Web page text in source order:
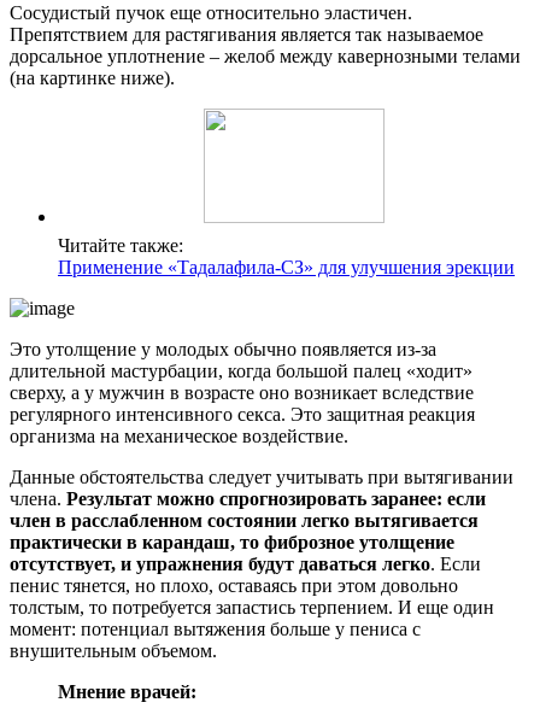
Сосудистый пучок еще относительно эластичен.
Препятствием для растягивания является так называемое
дорсальное уплотнение – желоб между кавернозными телами
(на картинке ниже).
Читайте также:
Применение «Тадалафила-СЗ» для улучшения эрекции
Это утолщение у молодых обычно появляется из-за
длительной мастурбации, когда большой палец «ходит»
сверху, а у мужчин в возрасте оно возникает вследствие
регулярного интенсивного секса. Это защитная реакция
организма на механическое воздействие.
Данные обстоятельства следует учитывать при вытягивании
члена. Результат можно спрогнозировать заранее: если
член в расслабленном состоянии легко вытягивается
практически в карандаш, то фиброзное утолщение
отсутствует, и упражнения будут даваться легко. Если
пенис тянется, но плохо, оставаясь при этом довольно
толстым, то потребуется запастись терпением. И еще один
момент: потенциал вытяжения больше у пениса с
внушительным объемом.
Мнение врачей: